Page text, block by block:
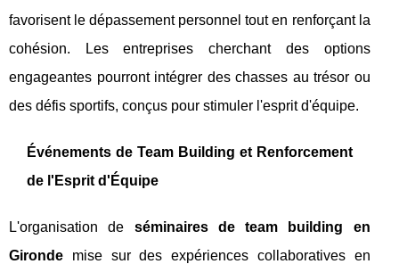
favorisent le dépassement personnel tout en renforçant la
cohésion. Les entreprises cherchant des options
engageantes pourront intégrer des chasses au trésor ou
des défis sportifs, conçus pour stimuler l'esprit d'équipe.
Événements de Team Building et Renforcement
de l'Esprit d'Équipe
L'organisation de séminaires de team building en
Gironde mise sur des expériences collaboratives en